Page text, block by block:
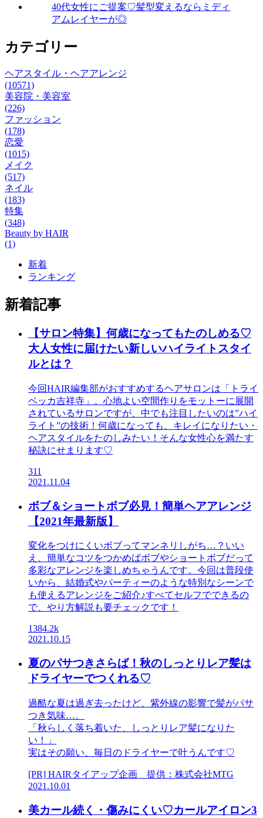
40代女性にご提案♡髪型変えるならミディ
アムレイヤーが◎
カテゴリー
ヘアスタイル・ヘアアレンジ
(10571)
美容院・美容室
(226)
ファッション
(178)
恋愛
(1015)
メイク
(517)
ネイル
(183)
特集
(348)
Beauty by HAIR
(1)
新着
ランキング
新着記事
【サロン特集】何歳になってもたのしめる♡
大人女性に届けたい新しいハイライトスタイ
ルとは？
今回HAIR編集部がおすすめするヘアサロンは「トライ
ベッカ吉祥寺」。心地よい空間作りをモットーに展開
されているサロンですが、中でも注目したいのは”ハイ
ライト”の技術！何歳になっても、キレイになりたい・
ヘアスタイルをたのしみたい！そんな女性心を満たす
秘訣にせまります♡
311
2021.11.04
ボブ＆ショートボブ必見！簡単ヘアアレンジ
【2021年最新版】
変化をつけにくいボブってマンネリしがち…？いい
え、簡単なコツをつかめばボブやショートボブだって
多彩なアレンジを楽しめちゃうんです。今回は普段使
いから、結婚式やパーティーのような特別なシーンで
も使えるアレンジをご紹介♪すべてセルフでできるの
で、やり方解説も要チェックです！
1384.2k
2021.10.15
夏のパサつきさらば！秋のしっとりレア髪は
ドライヤーでつくれる♡
過酷な夏は過ぎ去ったけど、紫外線の影響で髪がパサ
つき気味…。
「秋らしく落ち着いた、しっとりレア髪になりた
い！」
実はその願い、毎日のドライヤーで叶うんです♡
[PR] HAIRタイアップ企画 提供：株式会社MTG
2021.10.01
美カール続く・傷みにくい♡カールアイロン3